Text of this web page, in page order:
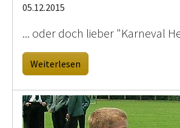
05.12.2015
... oder doch lieber "Karneval
Weiterlesen